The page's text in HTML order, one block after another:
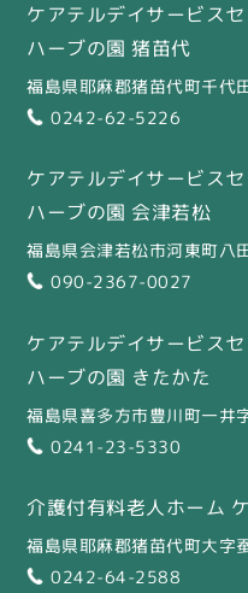
ケアテルデイサービス
ハーブの園 猪苗代
福島県耶麻郡猪苗代町千代
0242-62-5226
ケアテルデイサービス
ハーブの園 会津若松
福島県会津若松市河東町八
090-2367-0027
ケアテルデイサービス
ハーブの園 きたかた
福島県喜多方市豊川町一井
0241-23-5330
介護付有料老人ホーム
福島県耶麻郡猪苗代町大
0242-64-2588